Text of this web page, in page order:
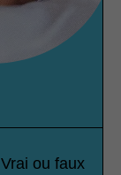
Vrai ou faux